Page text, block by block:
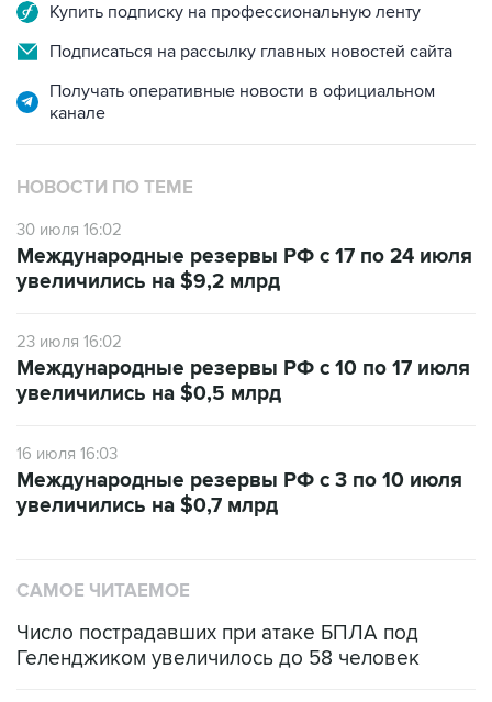
Купить подписку на профессиональную ленту
Подписаться на рассылку главных новостей сайта
Получать оперативные новости в официальном
канале
НОВОСТИ ПО ТЕМЕ
30 июля 16:02
Международные резервы РФ с 17 по 24 июля
увеличились на $9,2 млрд
23 июля 16:02
Международные резервы РФ с 10 по 17 июля
увеличились на $0,5 млрд
16 июля 16:03
Международные резервы РФ с 3 по 10 июля
увеличились на $0,7 млрд
САМОЕ ЧИТАЕМОЕ
Число пострадавших при атаке БПЛА под
Геленджиком увеличилось до 58 человек